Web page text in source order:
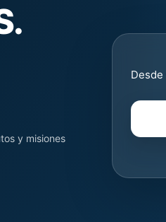
y misiones
Desde